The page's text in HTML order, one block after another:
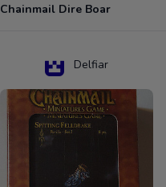
Chainmail Dire Boar
Delfiar